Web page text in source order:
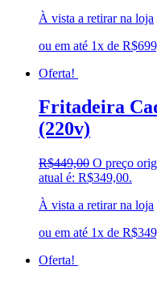
À vista a retirar na loja
ou em até 1x de
Oferta!
Fritadeira
(220v)
R$449,00 O preço
atual é: R$349,00.
À vista a retirar na loja
ou em até 1x de
Oferta!